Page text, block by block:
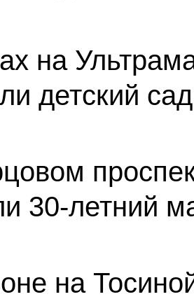
на
детский сад
30-летний
на